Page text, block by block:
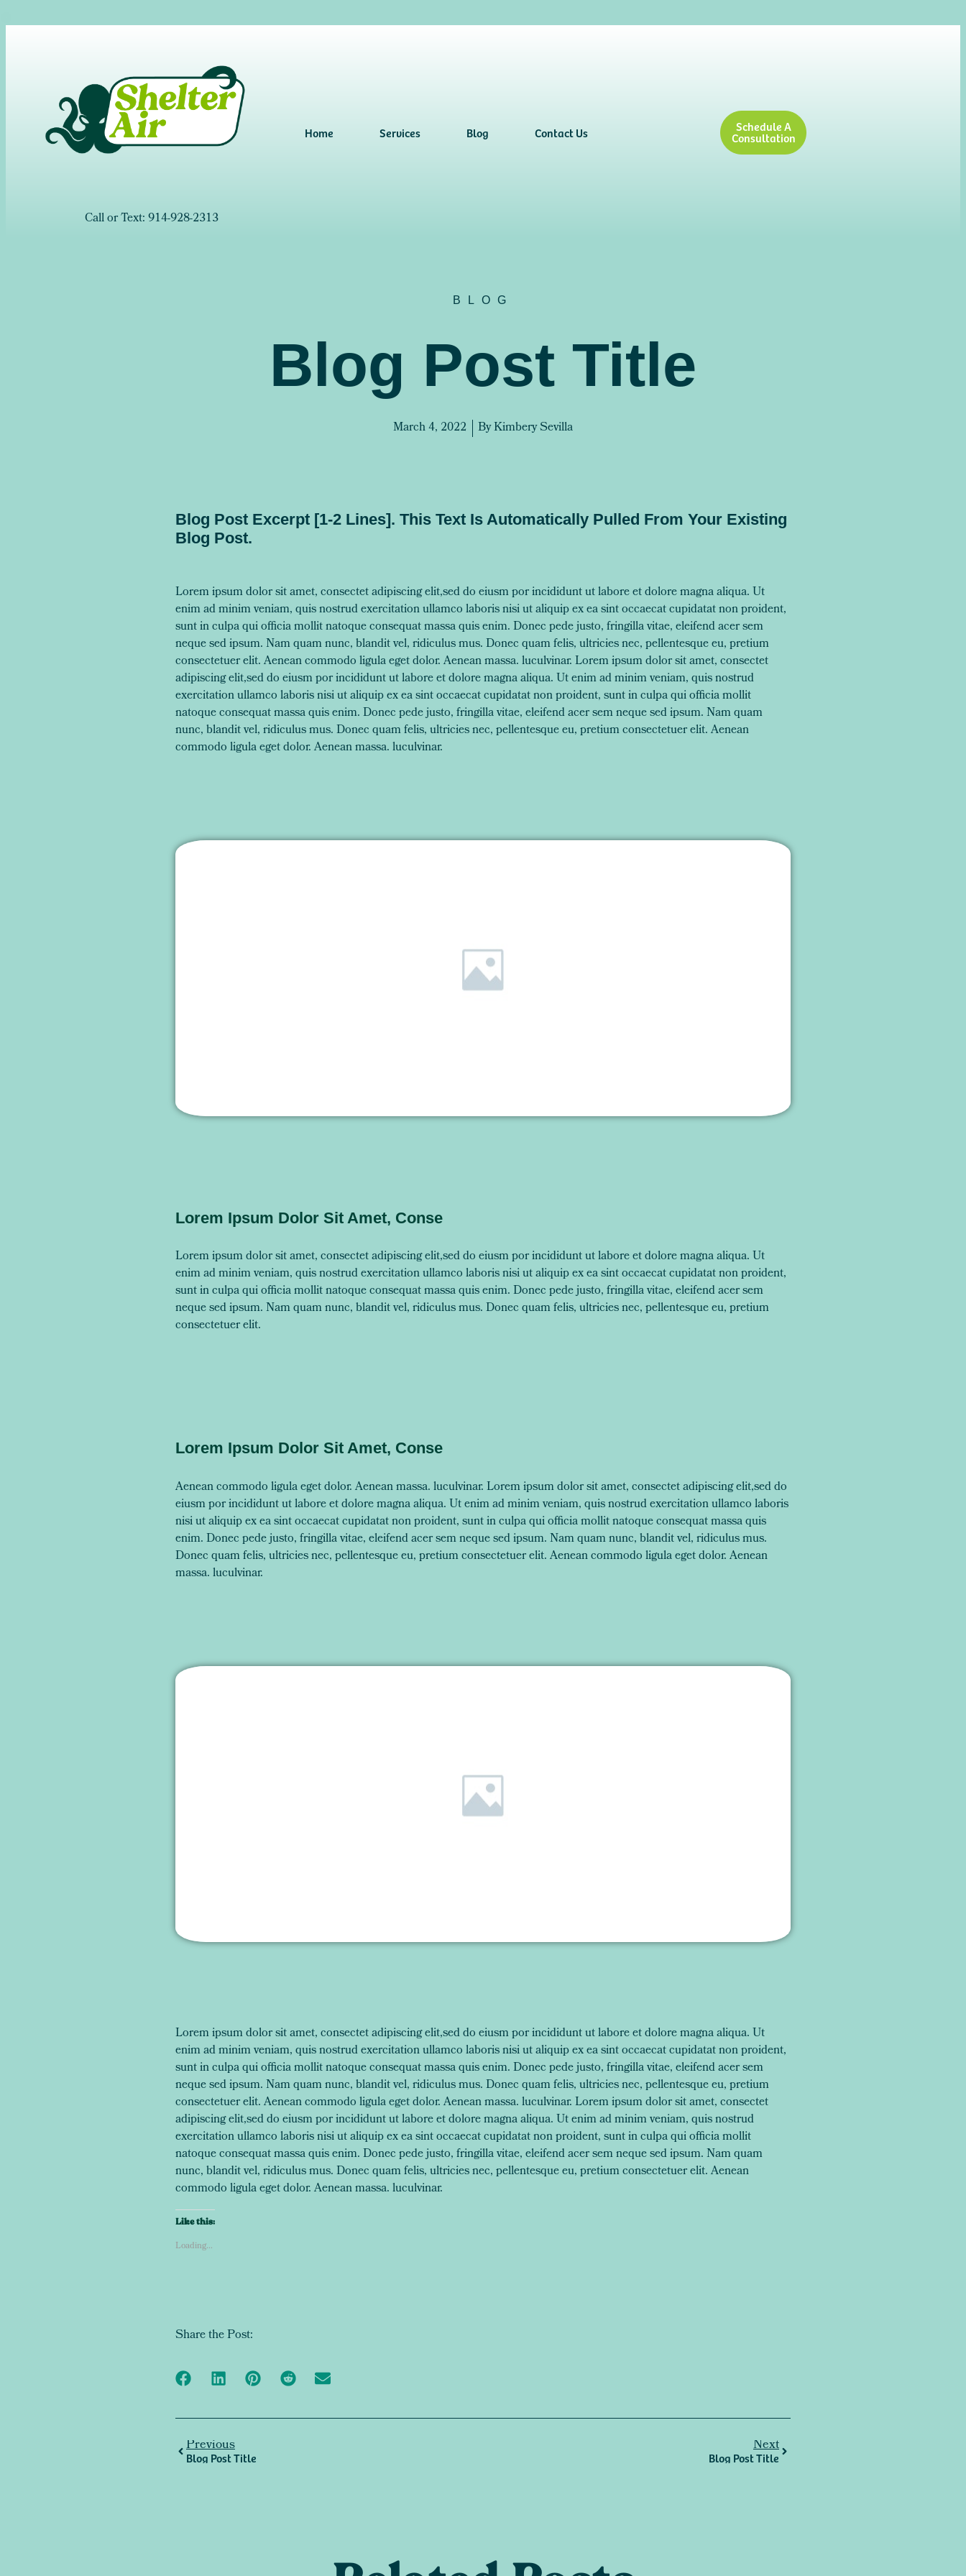
Call or Text: 914-928-2313
Home Services Blog Contact Us Schedule A
Consultation
BLOG
Blog Post Title
March 4, 2022 ByKimbery Sevilla
Blog Post Excerpt [1-2 Lines]. This Text Is Automatically Pulled From Your Existing
Blog Post.
Lorem ipsum dolor sit amet, consectet adipiscing elit,sed do eiusm por incididunt ut labore et dolore magna aliqua. Ut
enim ad minim veniam, quis nostrud exercitation ullamco laboris nisi ut aliquip ex ea sint occaecat cupidatat non proident,
sunt in culpa qui officia mollit natoque consequat massa quis enim. Donec pede justo, fringilla vitae, eleifend acer sem
neque sed ipsum. Nam quam nunc, blandit vel, ridiculus mus. Donec quam felis, ultricies nec, pellentesque eu, pretium
consectetuer elit. Aenean commodo ligula eget dolor. Aenean massa. luculvinar. Lorem ipsum dolor sit amet, consectet
adipiscing elit,sed do eiusm por incididunt ut labore et dolore magna aliqua. Ut enim ad minim veniam, quis nostrud
exercitation ullamco laboris nisi ut aliquip ex ea sint occaecat cupidatat non proident, sunt in culpa qui officia mollit
natoque consequat massa quis enim. Donec pede justo, fringilla vitae, eleifend acer sem neque sed ipsum. Nam quam
nunc, blandit vel, ridiculus mus. Donec quam felis, ultricies nec, pellentesque eu, pretium consectetuer elit. Aenean
commodo ligula eget dolor. Aenean massa. luculvinar.
Lorem Ipsum Dolor Sit Amet, Conse
Lorem ipsum dolor sit amet, consectet adipiscing elit,sed do eiusm por incididunt ut labore et dolore magna aliqua. Ut
enim ad minim veniam, quis nostrud exercitation ullamco laboris nisi ut aliquip ex ea sint occaecat cupidatat non proident,
sunt in culpa qui officia mollit natoque consequat massa quis enim. Donec pede justo, fringilla vitae, eleifend acer sem
neque sed ipsum. Nam quam nunc, blandit vel, ridiculus mus. Donec quam felis, ultricies nec, pellentesque eu, pretium
consectetuer elit.
Lorem Ipsum Dolor Sit Amet, Conse
Aenean commodo ligula eget dolor. Aenean massa. luculvinar. Lorem ipsum dolor sit amet, consectet adipiscing elit,sed do
eiusm por incididunt ut labore et dolore magna aliqua. Ut enim ad minim veniam, quis nostrud exercitation ullamco laboris
nisi ut aliquip ex ea sint occaecat cupidatat non proident, sunt in culpa qui officia mollit natoque consequat massa quis
enim. Donec pede justo, fringilla vitae, eleifend acer sem neque sed ipsum. Nam quam nunc, blandit vel, ridiculus mus.
Donec quam felis, ultricies nec, pellentesque eu, pretium consectetuer elit. Aenean commodo ligula eget dolor. Aenean
massa. luculvinar.
Lorem ipsum dolor sit amet, consectet adipiscing elit,sed do eiusm por incididunt ut labore et dolore magna aliqua. Ut
enim ad minim veniam, quis nostrud exercitation ullamco laboris nisi ut aliquip ex ea sint occaecat cupidatat non proident,
sunt in culpa qui officia mollit natoque consequat massa quis enim. Donec pede justo, fringilla vitae, eleifend acer sem
neque sed ipsum. Nam quam nunc, blandit vel, ridiculus mus. Donec quam felis, ultricies nec, pellentesque eu, pretium
consectetuer elit. Aenean commodo ligula eget dolor. Aenean massa. luculvinar. Lorem ipsum dolor sit amet, consectet
adipiscing elit,sed do eiusm por incididunt ut labore et dolore magna aliqua. Ut enim ad minim veniam, quis nostrud
exercitation ullamco laboris nisi ut aliquip ex ea sint occaecat cupidatat non proident, sunt in culpa qui officia mollit
natoque consequat massa quis enim. Donec pede justo, fringilla vitae, eleifend acer sem neque sed ipsum. Nam quam
nunc, blandit vel, ridiculus mus. Donec quam felis, ultricies nec, pellentesque eu, pretium consectetuer elit. Aenean
commodo ligula eget dolor. Aenean massa. luculvinar.
Like this:
Loading...
Share the Post:
Previous
Blog Post Title
Next
Blog Post Title